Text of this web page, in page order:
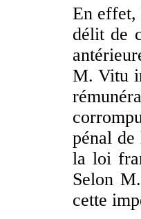
En effet,
délit de
M. Vitu
pénal
la loi
Selon
cette